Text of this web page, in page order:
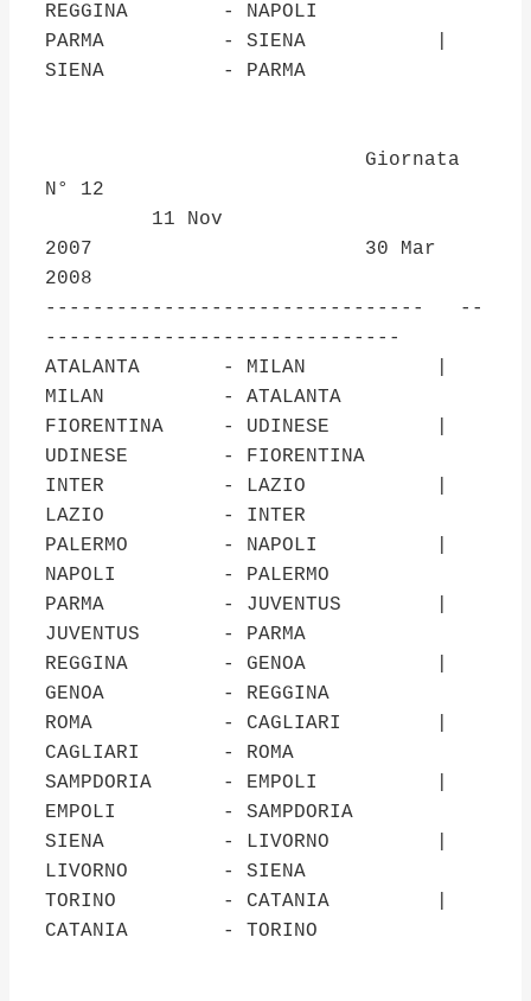
REGGINA - NAPOLI
PARMA - SIENA |
SIENA - PARMA
Giornata
N° 12
11 Nov
2007 30 Mar
2008
-------------------------------- --
------------------------------
ATALANTA - MILAN |
MILAN - ATALANTA
FIORENTINA - UDINESE |
UDINESE - FIORENTINA
INTER - LAZIO |
LAZIO - INTER
PALERMO - NAPOLI |
NAPOLI - PALERMO
PARMA - JUVENTUS |
JUVENTUS - PARMA
REGGINA - GENOA |
GENOA - REGGINA
ROMA - CAGLIARI |
CAGLIARI - ROMA
SAMPDORIA - EMPOLI |
EMPOLI - SAMPDORIA
SIENA - LIVORNO |
LIVORNO - SIENA
TORINO - CATANIA |
CATANIA - TORINO